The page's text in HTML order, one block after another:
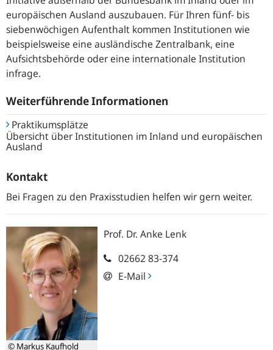
europäischen Ausland auszubauen. Für Ihren fünf- bis
siebenwöchigen Aufenthalt kommen Institutionen wie
beispielsweise eine ausländische Zentralbank, eine
Aufsichtsbehörde oder eine internationale Institution
infrage.
Weiterführende Informationen
Praktikumsplätze
Übersicht über Institutionen im Inland und europäischen
Ausland
Kontakt
Bei Fragen zu den Praxisstudien helfen wir gern weiter.
© Markus Kaufhold
Prof. Dr. Anke Lenk
02662 83-374
E-Mail